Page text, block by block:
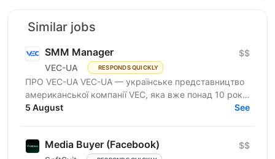
Similar jobs
SMM Manager
VEC-UA RESPONDS QUICKLY
$$
ПРО VEC-UA VEC-UA — українське представництво
американської компанії VEC, яка вже понад 10 років
трансформує будівельну галузь за допомогою BIM
5 August See
Media Buyer (Facebook) $$